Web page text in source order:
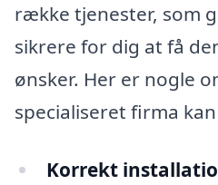
række tjenester, som
sikrere for dig at få
ønsker. Her er nogle
specialiseret firma
Korrekt